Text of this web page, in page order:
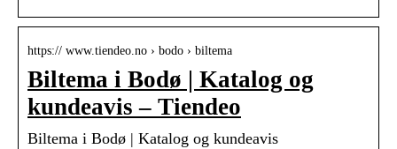
https:// www.tiendeo.no › bodo › biltema
Biltema i Bodø | Katalog og
kundeavis – Tiendeo
Biltema i Bodø | Katalog og kundeavis